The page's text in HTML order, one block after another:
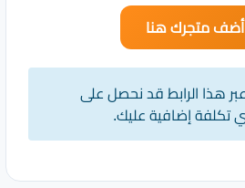
أضف متجرك هنا
هذا الرابط قد نحصل على
تكلفة إضافية عليك.